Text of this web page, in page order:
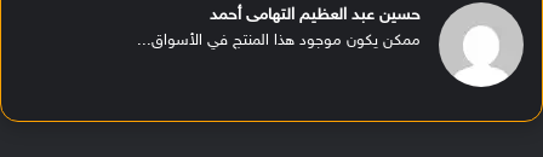
حسين عبد العظيم التهامى أحمد
ممكن يكون موجود هذا المنتج في الأسواق...